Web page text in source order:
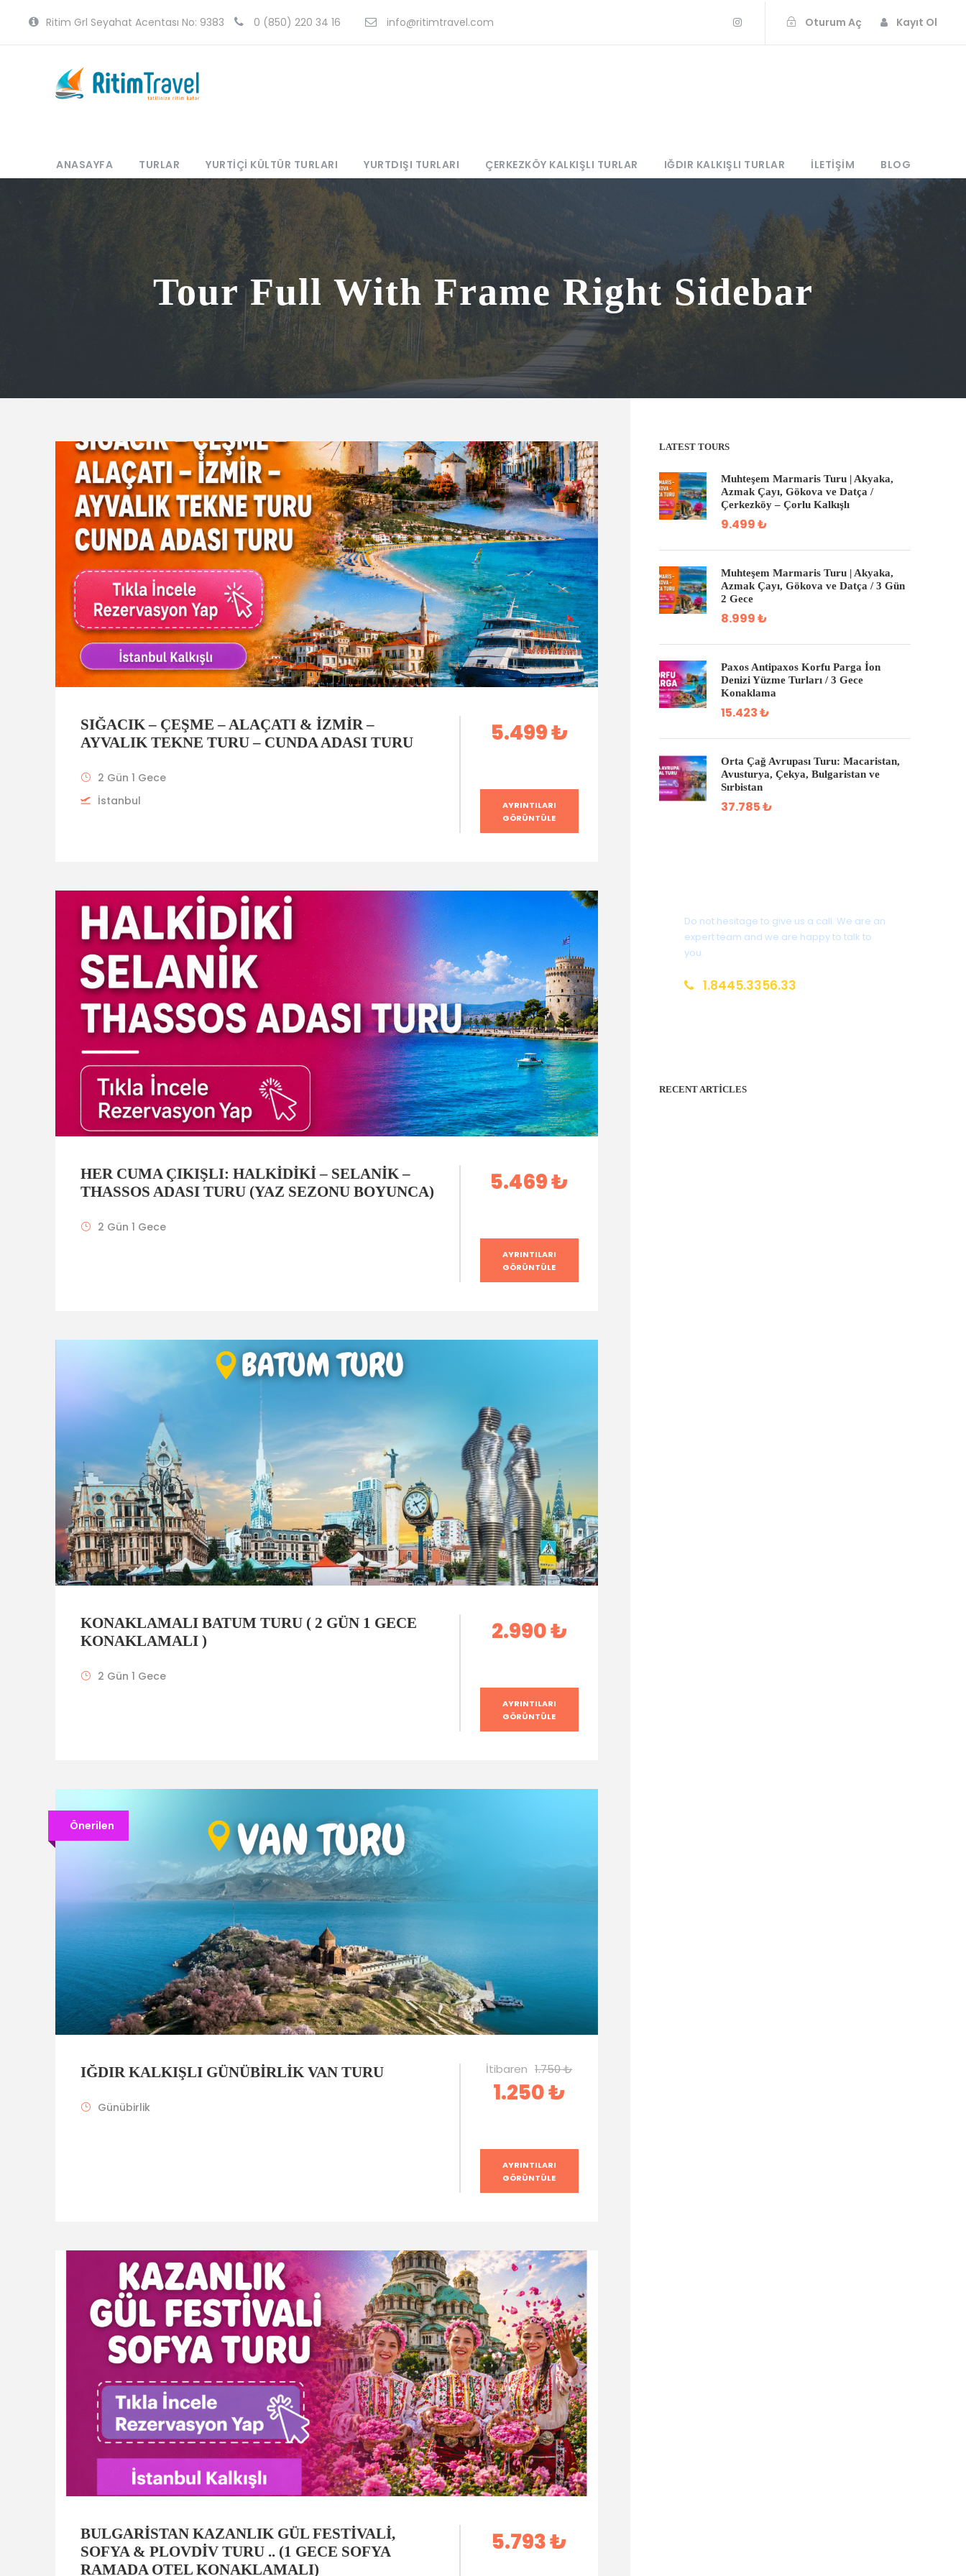
Ritim Grl Seyahat Acentası No: 9383 0 (850) 220 34 16 info@ritimtravel.com Oturum Aç Kayıt Ol
ANASAYFA TURLAR YURTIÇI KÜLTÜR TURLARI YURTDIŞI TURLARI ÇERKEZKÖY KALKIŞLI TURLAR IĞDIR KALKIŞLI TURLAR İLETIŞIM BLOG
Tour Full With Frame Right Sidebar
SIĞACIK – ÇEŞME – ALAÇATI & İZMIR –
AYVALIK TEKNE TURU – CUNDA ADASI TURU
2 Gün 1 Gece
İstanbul
5.499 ₺
AYRINTILARI
GÖRÜNTÜLE
HER CUMA ÇIKIŞLI: HALKIDIKI – SELANIK –
THASSOS ADASI TURU (YAZ SEZONU BOYUNCA)
2 Gün 1 Gece
5.469 ₺
AYRINTILARI
GÖRÜNTÜLE
KONAKLAMALI BATUM TURU ( 2 GÜN 1 GECE
KONAKLAMALI )
2 Gün 1 Gece
2.990 ₺
AYRINTILARI
GÖRÜNTÜLE
Önerilen
IĞDIR KALKIŞLI GÜNÜBİRLİK VAN TURU
Günübirlik
İtibaren 1.750 ₺
1.250 ₺
AYRINTILARI
GÖRÜNTÜLE
BULGARISTAN KAZANLIK GÜL FESTIVALI,
SOFYA & PLOVDIV TURU .. (1 GECE SOFYA
RAMADA OTEL KONAKLAMALI)
5.793 ₺
LATEST TOURS
Muhteşem Marmaris Turu | Akyaka,
Azmak Çayı, Gökova ve Datça /
Çerkezköy – Çorlu Kalkışlı
9.499 ₺
Muhteşem Marmaris Turu | Akyaka,
Azmak Çayı, Gökova ve Datça / 3 Gün
2 Gece
8.999 ₺
Paxos Antipaxos Korfu Parga İon
Denizi Yüzme Turları / 3 Gece
Konaklama
15.423 ₺
Orta Çağ Avrupası Turu: Macaristan,
Avusturya, Çekya, Bulgaristan ve
Sırbistan
37.785 ₺
Do not hesitage to give us a call. We are an
expert team and we are happy to talk to
you.
1.8445.3356.33
RECENT ARTICLES